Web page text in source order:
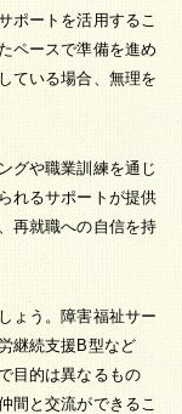
ポートを活用するこ
ペースで準備を進め
ている場合、無理を
グや職業訓練を通じ
れるサポートが提供
再就職への自信を持
ょう。障害福祉サー
継続支援B型など
目的は異なるもの
間と交流ができるこ